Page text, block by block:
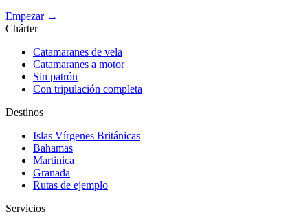
Empezar →
Chárter
Catamaranes de vela
Catamaranes a motor
Sin patrón
Con tripulación completa
Destinos
Islas Vírgenes Británicas
Bahamas
Martinica
Granada
Rutas de ejemplo
Servicios